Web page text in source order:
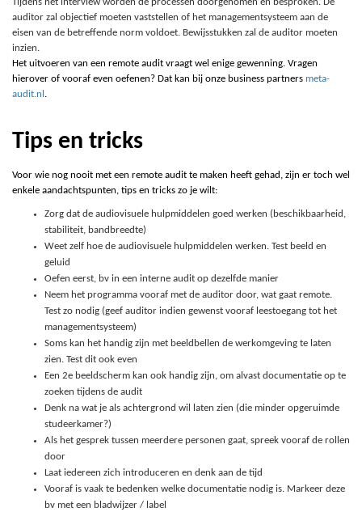
auditor zal objectief moeten vaststellen of het managementsysteem aan de
eisen van de betreffende norm voldoet. Bewijsstukken zal de auditor moeten
inzien.
Het uitvoeren van een remote audit vraagt wel enige gewenning. Vragen
hierover of vooraf even oefenen? Dat kan bij onze business partners meta-
audit.nl .
Tips en tricks
Voor wie nog nooit met een remote audit te maken heeft gehad, zijn er toch wel
enkele aandachtspunten, tips en tricks zo je wilt:
Zorg dat de audiovisuele hulpmiddelen goed werken (beschikbaarheid,
stabiliteit, bandbreedte)
Weet zelf hoe de audiovisuele hulpmiddelen werken. Test beeld en
geluid
Oefen eerst, bv in een interne audit op dezelfde manier
Neem het programma vooraf met de auditor door, wat gaat remote.
Test zo nodig (geef auditor indien gewenst vooraf leestoegang tot het
managementsysteem)
Soms kan het handig zijn met beeldbellen de werkomgeving te laten
zien. Test dit ook even
Een 2e beeldscherm kan ook handig zijn, om alvast documentatie op te
zoeken tijdens de audit
Denk na wat je als achtergrond wil laten zien (die minder opgeruimde
studeerkamer?)
Als het gesprek tussen meerdere personen gaat, spreek vooraf de rollen
door
Laat iedereen zich introduceren en denk aan de tijd
Vooraf is vaak te bedenken welke documentatie nodig is. Markeer deze
bv met een bladwijzer / label